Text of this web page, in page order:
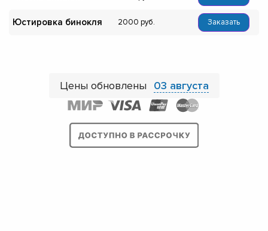
Юстировка бинокля 2000 Заказать
Цены обновлены 03 августа